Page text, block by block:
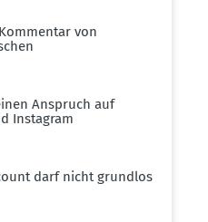
von
Anspruch auf
Instagram
darf nicht grundlos